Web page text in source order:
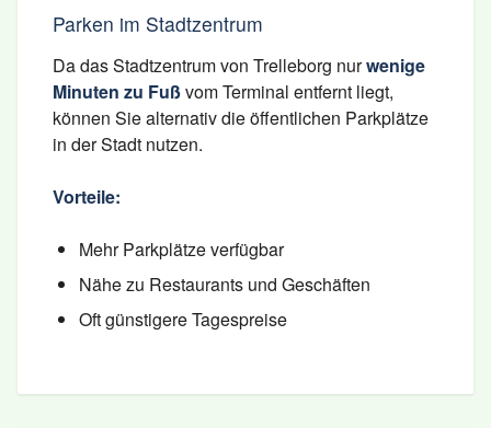
Parken im Stadtzentrum
Da das Stadtzentrum von Trelleborg nurwenige
Minuten zu Fußvom Terminal entfernt liegt,
können Sie alternativ die öffentlichen Parkplätze
in der Stadt nutzen.
Vorteile:
Mehr Parkplätze verfügbar
Nähe zu Restaurants und Geschäften
Oft günstigere Tagespreise